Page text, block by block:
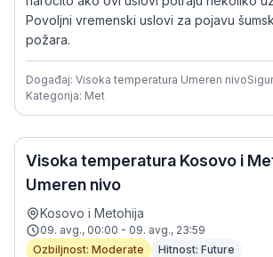
Povoljni vremenski uslovi za pojavu
požara.
Događaj: Visoka temperatura Umeren nivo
Kategorija: Met
Visoka temperatura Kosovo i
Umeren nivo
Kosovo i Metohija
09. avg., 00:00 - 09. avg., 23:59
Ozbiljnost: Moderate
Hitnost: Future